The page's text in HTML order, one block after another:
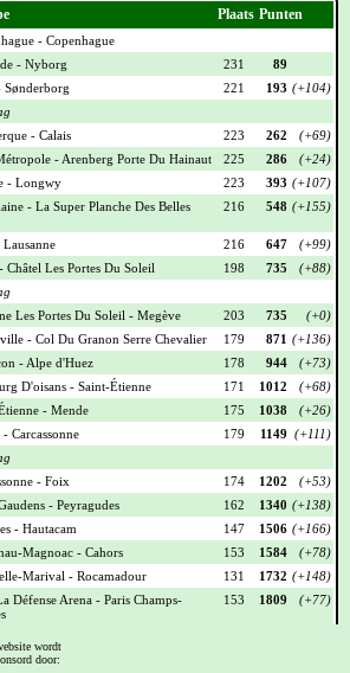
Plaats Punten
- Copenhague
- Nyborg 231
89
Sønderborg 221 193 (+104)
- Calais 223 262
(+69)
- Arenberg Porte Du Hainaut 225 286
(+24)
- Longwy 223 393 (+107)
- La Super Planche Des Belles
216 548 (+155)
216 647
(+99)
Châtel Les Portes Du Soleil 198 735
(+88)
Les Portes Du Soleil - Megève 203 735
(+0)
- Col Du Granon Serre Chevalier 179 871 (+136)
- Alpe d'Huez 178 944
(+73)
D'oisans - Saint-Étienne 171 1012
(+68)
- Mende 175 1038
(+26)
- Carcassonne 179 1149 (+111)
- Foix 174 1202
(+53)
- Peyragudes 162 1340 (+138)
- Hautacam 147 1506 (+166)
Magnoac - Cahors 153 1584
(+78)
Marival - Rocamadour 131 1732 (+148)
Défense Arena - Paris Champs-
153 1809 (+77)
wordt
door: